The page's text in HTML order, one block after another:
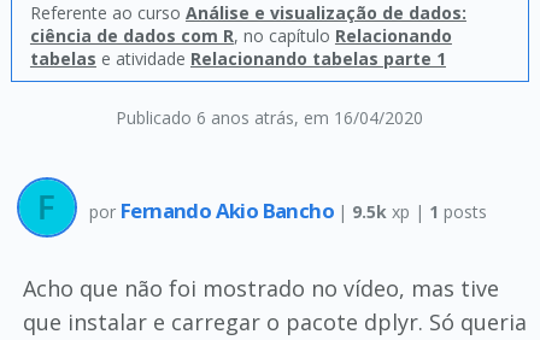
Publicado 6 anos atrás, em 16/04/2020
Referente ao curso Análise e visualização de dados:
ciência de dados com R, no capítulo Relacionando
tabelas e atividade Relacionando tabelas parte 1
por Fernando Akio Bancho | 9.5k xp | 1 posts
Acho que não foi mostrado no vídeo, mas tive
que instalar e carregar o pacote dplyr. Só queria